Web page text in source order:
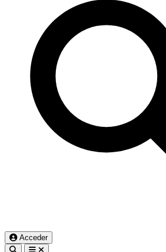
Acceder